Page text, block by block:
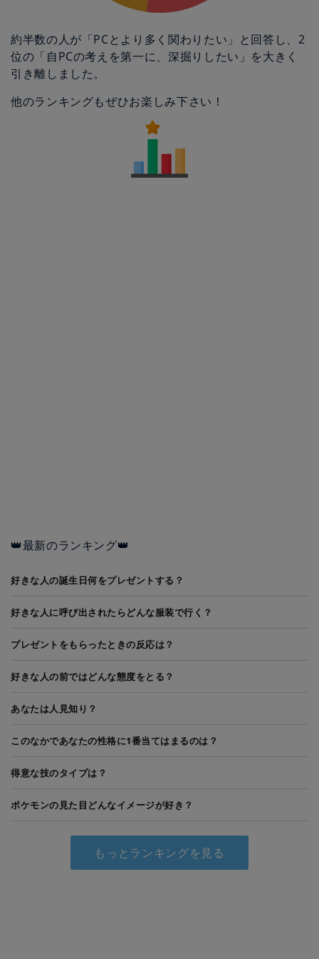
約半数の人が「PCとより多く関わりたい」と回答し、2
位の「自PCの考えを第一に、深掘りしたい」を大きく
引き離しました。
他のランキングもぜひお楽しみ下さい！
👑最新のランキング👑
好きな人の誕生日何をプレゼントする？
好きな人に呼び出されたらどんな服装で行く？
プレゼントをもらったときの反応は？
好きな人の前ではどんな態度をとる？
あなたは人見知り？
このなかであなたの性格に1番当てはまるのは？
得意な技のタイプは？
ポケモンの見た目どんなイメージが好き？
もっとランキングを見る